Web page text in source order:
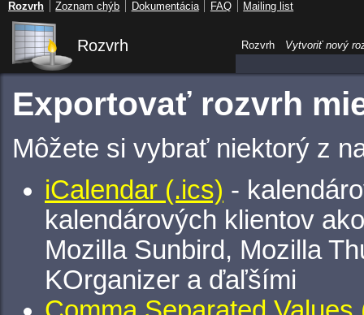
Rozvrh
Exportovať rozvrh
Môžete si vybrať niektorý z
iCalendar (.ics) -
kalendárových klientov
Mozilla Sunbird, Mozilla
KOrganizer a ďaľšími
Rozvrh Vytvoriť nový
Rozvrh Zoznam chýb Dokumentácia FAQ Mailing list